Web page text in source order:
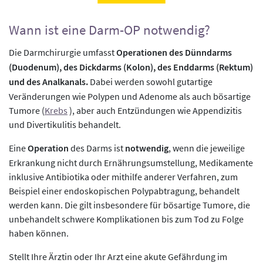
Wann ist eine Darm-OP notwendig?
Die Darmchirurgie umfasstOperationen des Dünndarms
(Duodenum), des Dickdarms (Kolon), des Enddarms (Rektum)
und des Analkanals. Dabei werden sowohl gutartige
Veränderungen wie Polypen und Adenome als auch bösartige
Tumore (Krebs ), aber auch Entzündungen wie Appendizitis
und Divertikulitis behandelt.
EineOperation des Darms ist notwendig, wenn die jeweilige
Erkrankung nicht durch Ernährungsumstellung, Medikamente
inklusive Antibiotika oder mithilfe anderer Verfahren, zum
Beispiel einer endoskopischen Polypabtragung, behandelt
werden kann. Die gilt insbesondere für bösartige Tumore, die
unbehandelt schwere Komplikationen bis zum Tod zu Folge
haben können.
Stellt Ihre Ärztin oder Ihr Arzt eine akute Gefährdung im